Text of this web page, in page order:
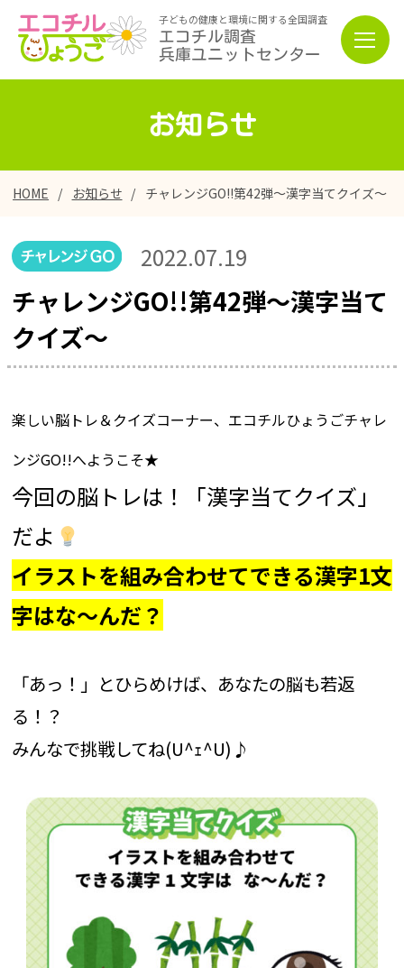
子どもの健康と環境に関する全国調査
エコチル調査
兵庫ユニットセンター
お知らせ
HOME お知らせ チャレンジGO!!第42弾～漢字当てクイズ～
チャレンジGO!!第42弾～漢字当て
クイズ～
2022.07.19
楽しい脳トレ＆クイズコーナー、エコチルひょうごチャレ
ンジGO!!へようこそ★
今回の脳トレは！「漢字当てクイズ」
だよ
イラストを組み合わせてできる漢字1文
字はな～んだ？
「あっ！」とひらめけば、あなたの脳も若返
る！？
みんなで挑戦してね(U^ｪ^U)♪